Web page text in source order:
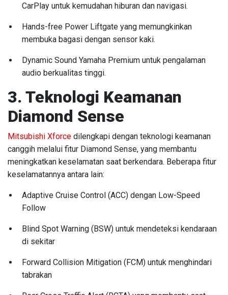
CarPlay untuk kemudahan hiburan dan navigasi.
Hands-free Power Liftgate yang memungkinkan
membuka bagasi dengan sensor kaki.
Dynamic Sound Yamaha Premium untuk pengalaman
audio berkualitas tinggi.
3. Teknologi Keamanan
Diamond Sense
Mitsubishi Xforce dilengkapi dengan teknologi keamanan
canggih melalui fitur Diamond Sense, yang membantu
meningkatkan keselamatan saat berkendara. Beberapa fitur
keselamatannya antara lain:
Adaptive Cruise Control (ACC) dengan Low-Speed
Follow
Blind Spot Warning (BSW) untuk mendeteksi kendaraan
di sekitar
Forward Collision Mitigation (FCM) untuk menghindari
tabrakan